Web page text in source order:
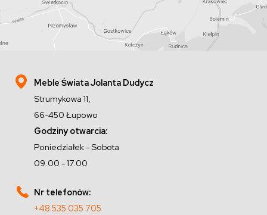
Meble Świata Jolanta Dudycz
Strumykowa 11,
66-450 Łupowo
Godziny otwarcia:
Poniedziałek - Sobota
09.00 - 17.00
Nr telefonów:
+48 535 035 705